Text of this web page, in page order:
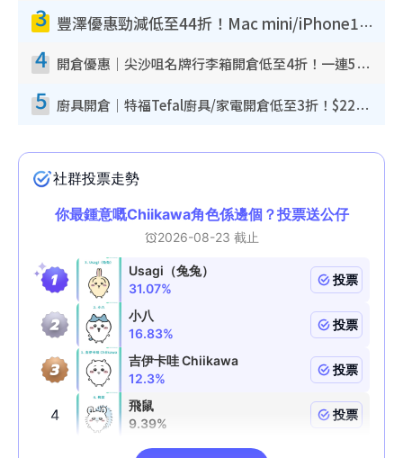
3 豐澤優惠勁減低至44折！Mac mini/iPhone17Pro大減價！廚房家電$220起
4 開倉優惠｜尖沙咀名牌行李箱開倉低至4折！一連5日 American Tourister/ace./Hallmark $200起！
5 廚具開倉｜特福Tefal廚具/家電開倉低至3折！$220起買平底鍋/炒鑊/湯煲！電飯煲/吸塵機/燙斗$418起